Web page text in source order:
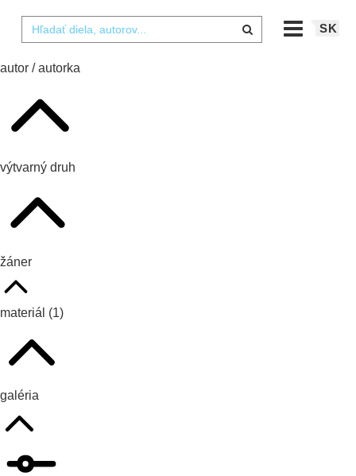
SK
autor / autorka
výtvarný druh
žáner
materiál (1)
galéria